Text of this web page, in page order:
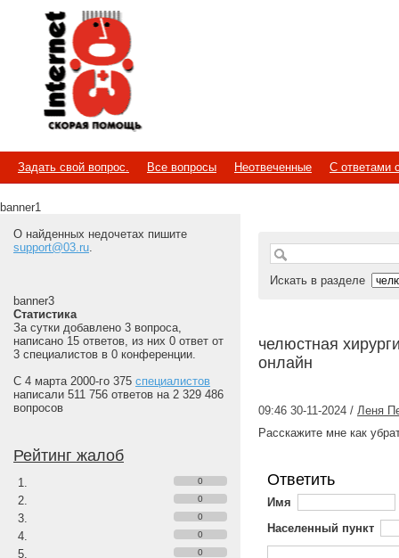
Internet
Скорая помощь
Задать свой вопрос. Все вопросы Неотвеченные С ответами
banner1
О найденных недочетах пишите
support@03.ru.
banner3
Статистика
За сутки добавлено 3 вопроса,
написано 15 ответов, из них 0 ответ от
3 специалистов в 0 конференции.
С 4 марта 2000-го 375 специалистов
написали 511 756 ответов на 2 329 486
вопросов
Рейтинг жалоб
0
0
0
0
0
Искать в разделе
челюстная
онлайн
09:46 30-11-2024 / Леня
Расскажите мне как
Ответить
Имя
Населенный пункт